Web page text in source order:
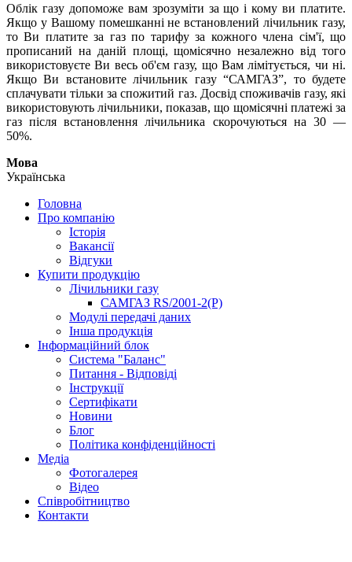
Облік газу допоможе вам зрозуміти за що і кому ви платите.
Якщо у Вашому помешканні не встановлений лічильник газу,
то Ви платите за газ по тарифу за кожного члена сім'ї, що
прописаний на даній площі, щомісячно незалежно від того
використовуєте Ви весь об'єм газу, що Вам лімітується, чи ні.
Якщо Ви встановите лічильник газу “САМГАЗ”, то будете
сплачувати тільки за спожитий газ. Досвід споживачів газу, які
використовують лічильники, показав, що щомісячні платежі за
газ після встановлення лічильника скорочуються на 30 —
50%.
Мова
Українська
Головна
Про компанію
Історія
Вакансії
Відгуки
Купити продукцію
Лічильники газу
САМГАЗ RS/2001-2(Р)
Модулі передачі даних
Інша продукція
Інформаційний блок
Система "Баланс"
Питання - Відповіді
Інструкції
Сертифікати
Новини
Блог
Політика конфіденційності
Медіа
Фотогалерея
Відео
Співробітництво
Контакти